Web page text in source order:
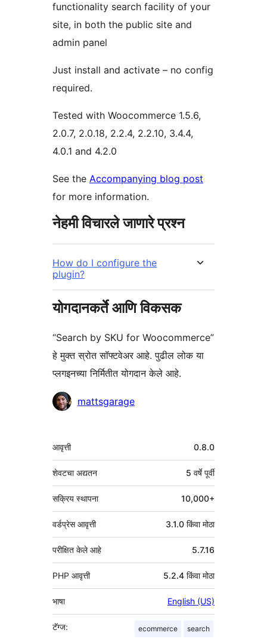
functionality search facility of your
site, in both the public site and
admin panel
Just install and activate – no config
required.
Tested with Woocommerce 1.5.6,
2.0.7, 2.0.18, 2.2.4, 2.2.10, 3.4.4,
4.0.1 and 4.2.0
See the Accompanying blog post
for more information.
नेहमी विचारले जाणारे प्रश्न
How do I configure the
plugin?
योगदानकर्ते आणि विकसक
“Search by SKU for Woocommerce”
हे मुक्त स्रोत सॉफ्टवेअर आहे. पुढील लोक या
प्लगइनच्या निर्मितीत योगदान केले आहे.
योगदानकर्तेmattsgarage
मेटा
आवृत्ती 0.8.0
शेवटचा अद्यतन 5 वर्षेपूर्वी
सक्रिय स्थापना 10,000+
वर्डप्रेस आवृत्ती 3.1.0 किंवा मोठा
परीक्षित केले आहे 5.7.16
PHP आवृत्ती 5.2.4 किंवा मोठा
भाषा English (US)
टॅग्ज: ecommerce search